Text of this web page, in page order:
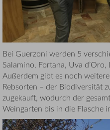
Bei Guerzoni werden 5
Salamino, Fortana, Uva
Außerdem gibt es noch
Rebsorten – der Biodiversität
zugekauft, wodurch der
Weingarten bis in die Flasche